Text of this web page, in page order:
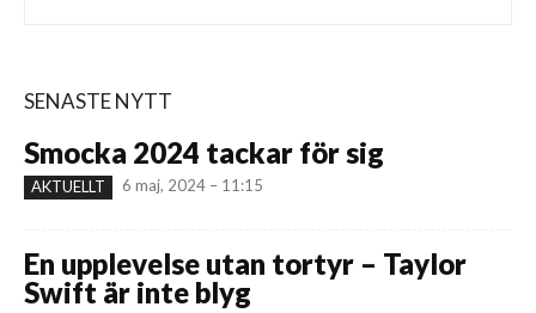
SENASTE NYTT
Smocka 2024 tackar för sig
AKTUELLT 6 maj, 2024 – 11:15
En upplevelse utan tortyr – Taylor
Swift är inte blyg